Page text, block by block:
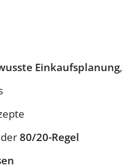
Einkaufsplanung,
80/20-Regel